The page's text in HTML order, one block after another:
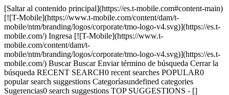
[Saltar al contenido principal](https://es.t-mobile.com#content-main) [![T-Mobile](https://www.t-mobile.com/content/dam/t-mobile/ntm/branding/logos/corporate/tmo-logo-v4.svg)](https://es.t-mobile.com/) Ingresa [![T-Mobile](https://www.t-mobile.com/content/dam/t-mobile/ntm/branding/logos/corporate/tmo-logo-v4.svg)](https://es.t-mobile.com/) Buscar Buscar Enviar término de búsqueda Cerrar la búsqueda RECENT SEARCH0 recent searches POPULAR0 popular search suggestions Categoríasundefined categories Sugerencias0 search suggestions TOP SUGGESTIONS - [](https://es.t-mobile.com) undefined top suggestions - [Nuestra historia](https://es.t-mobile.com/our-story) Nuestra historia - [Historia del Un-carrier](https://es.t-mobile.com/our-story/un-carrier-history) - [Red e innovación](https://es.t-mobile.com/our-story/network-and-innovation) - [Premios](https://es.t-mobile.com/our-story/awards) - [Directorio](https://es.t-mobile.com/our-story/executive-leadership-team) - [Trabajando juntos](https://es.t-mobile.com/our-story/working-together) - [Responsabilidad](https://es.t-mobile.com/responsibility) Responsabilidad - [Gobierno](https://es.t-mobile.com/responsibility/governance) - [Personas](https://es.t-mobile.com/responsibility/people) - [Comunidades](https://es.t-mobile.com/responsibility/community) - [Planeta](https://es.t-mobile.com/responsibility/planet) - [Centro de Privacidad](https://es.t-mobile.com/privacy-center) - [Centro legal](https://es.t-mobile.com/responsibility/legal) - [Informes](https://es.t-mobile.com/responsibility/reporting) - [Sala de prensa](https://es.t-mobile.com/news) Sala de prensa - Categorías - [Red](https://es.t-mobile.com/news/category/network) - [Dispositivos](https://es.t-mobile.com/news/category/devices) - [Un-carrier](https://es.t-mobile.com/news/category/un-carrier) - [Comunidad](https://es.t-mobile.com/news/category/community) - [Ofertas](https://es.t-mobile.com/news/category/offers) - [Negocios](https://es.t-mobile.com/news/category/business) - Sala de prensa - [Noticias](https://es.t-mobile.com/news/press) - [Historias y blogs](https://es.t-mobile.com/news/stories) - [Activos de marca](https://es.t-mobile.com/news/media-library) - [Hoja Informativa](https://es.t-mobile.com/news/fact-sheets) - [Contactos para prensa](https://es.t-mobile.com/news/contact-us) - [Inversionistas](https://investor.t-mobile.com/overview/default.aspx?INTNAV=tNav%3AInvestors) Inversionistas - [Rendimiento financiero](https://investor.t-mobile.com/financials/quarterly-results/default.aspx?INTNAV=tNav%3AInvestors%3AFinancialPerformance) - [Noticias y eventos](https://investor.t-mobile.com/events-and-presentations/news/default.aspx?INTNAV=tNav%3AInvestors%3ANewsAndEvents) - [Gráfico de acciones](https://investor.t-mobile.com/stock-info/Stock-Quote--Chart/default.aspx?INTNAV=tNav%3AInvestors%3AStockChart) - [Gestión corporativa](https://investor.t-mobile.com/governance/governance-documents/default.aspx?INTNAV=tNav%3AInvestors%3ACorporateGovernance) - [Recursos](https://investor.t-mobile.com/resources/investor-faqs/default.aspx?INTNAV=tNav%3AInvestors%3AResources) - [Empleos](https://careers.t-mobile.com?INTNAV=tNav%3ACareers) Empleos - [Vacantes actuales](https://careers.t-mobile.com/jobs?INTNAV=tNav%3ACareers%3ACurrentOpenings) - [Inicio de empleos](https://careers.t-mobile.com/?INTNAV=tNav%3ACareers%3ACareersHome) - [Cultura y beneficios](https://careers.t-mobile.com/culture-and-benefits?INTNAV=tNav%3ACareers%3ACultureAndBenefits) - [Ingreso para empleados](https://www.myworkday.com/tmobile?INTNAV=tNav%3ACareers%3AEmployeeLogin) - [Ingreso del solicitante](https://tmobile.wd1.myworkdayjobs.com/en-US/External/login?INTNAV=tNav%3ACareers%3AApplicantLogins) [Asistencia](https://es.t-mobile.com/support/) Buscar Buscar Enviar término de búsqueda Cerrar la búsqueda RECENT SEARCH0 recent searches POPULAR0 popular search suggestions Categoríasundefined categories Sugerencias0 search suggestions TOP SUGGESTIONS - [](https://es.t-mobile.com) undefined top suggestions Mi cuenta [Ingresar](https://es.t-mobile.com/signin?state=eyJpbnRlbnQiOiJMb2dpbiIsImJvb2ttYXJrVXJsIjoiaHR0cHM6Ly93d3cudC1tb2JpbGUuY29tL2FjY291bnQvZGFzaGJvYXJkIn0%3D&INTNAV=tNav%3ALogIn) [Volver a mi cuenta](https://es.t-mobile.com/account/dashboard) Acciones rápidas - [Pagar factura](https://es.t-mobile.com/bill/summary) - [Agregar](https://es.t-mobile.com/signin?state=eyJpbnRlbnQiOiJBQUwiLCJib29rbWFya1VybCI6Imh0dHBzOi8vbXkudC1tb2JpbGUuY29tL3B1cmNoYXNlL2RldmljZS1pbnRlbnQifQ&INTNAV=tNav%3AMyAccount%3AAddALine) - [Actualizar](https://es.t-mobile.com/purchase/shop) - [Revisar un pedido](https://es.t-mobile.com/orders/check-order) - [Pregunta a la comunidad](https://es.t-mobile.com/community/?INTNAV=tNav%3AMyAccount%3ACommunity) más de T-Mobile - [Wireless (Móvil)](https://es.t-mobile.com/) - [Empresas](https://es.t-mobile.com/business) - [Prepagado](https://es.prepaid.t-mobile.com/home) - [Internet](https://es.t-mobile.com/home-internet) [](https://es.t-mobile.com) SEGURIDAD # Otro ## Consejos para conducir, haz de la seguridad tu prioridad T-Mobile recomienda que utilices tu teléfono en forma segura y prudente, especialmente mientras conduces. Recuerda evitar las distracciones; mantén tus manos en el volante y tus ojos en el camino. Algunas jurisdicciones regulan el uso del teléfono mientras conduces. Familiarízate con tus regulaciones locales y recuerda cumplir siempre con la ley. Aquí tienes algunos consejos valiosos para utilizar tu teléfono sin peligro mientras estás en el camino: - Haz de la seguridad al conducir tu prioridad fundamental - Evalúa las condiciones del camino antes de realizar o recibir una llamada, te sugerimos que permitas que el correo de voz responda tus llamadas y devuélvelas cuando te resulte más conveniente. - Utiliza un dispositivo manos libres tal como un audífono portátil. - Coloca tu teléfono en un lugar donde puedas alcanzarlo fácilmente. - Conoce tu teléfono y sus funciones, en especial marcado rápido y remarcado. Programa tus números marcados con mayor frecuencia en tu teléfono o tarjeta SIM. - Utiliza la función de marcado por voz disponible en algunos teléfonos. No tomes notas ni busques números telefónicos mientras conduces. - Marca con prudencia, llama cuando estés detenido o antes de entrar en el tráfico. - Dile a la persona con quien estás hablando que estás conduciendo; si es necesario, suspende la llamada, en especial en medio de un tráfico denso o en condiciones peligrosas del tiempo. - No entables conversaciones estresantes o emocionales que puedan distraer tu atención del camino. - Puedes llamar gratis al 911 desde tu teléfono. Úsalo para informar sobre conductores imprudentes, emergencias u otras situaciones potencialmente peligrosas. Conoce tu número de teléfono para que el personal de emergencia pueda llamarte. - ¿Tienes un adolescente que conduce en tu familia? Enséñale sobre los peligros de conducir distraído y que recuerde que si está conduciendo no debe usar el teléfono. Nota: las llamadas realizadas en el área de cobertura, incluyendo las llamadas al 911, no siempre pueden completarse debido a factores tales como: cambios en la red, volumen de tráfico, interrupciones del servicio, limitaciones técnicas, fuerza de la señal, tu equipo, terrenos, estructuras, estado del tiempo y otras condiciones que pueden interferir con el servicio real. ## Consejos para conducir, haz de la seguridad tu prioridad ## Alertas AMBER: ahora forman parte del programa de Alertas de emergencias móviles (WEA) Los estudios demuestran que cuando un niño es secuestrado, las primeras horas son cruciales para encontrar con vida al niño perdido. En un esfuerzo por ayudar a recuperar niños desaparecidos en esas primeras horas críticas, los clientes de T-Mobile pueden recibir alertas AMBER en sus dispositivos de T-Mobile capacitados para Alertas de emergencia móviles. No se aplican cargos de T-Mobile por recibir alertas AMBER. Para obtener más información sobre la participación de T-Mobile en el programa WEA, haz clic [__aquí__](http://es.t-mobile.com/Company/CompanyInfo.aspx?tp=Abt_Tab_CompanySafety&tsp=Abt_Sub_WirelessEmergencyAlerts). ## Alertas AMBER: ahora forman parte del programa de Alertas de emergencias móviles (WEA) ## Servicio de prioridad de telefonía móvil En tiempos de emergencia o crisis, el servicio de prioridad de telefonía móvil (WPS, siglas en inglés) prioriza las llamadas móviles urgentes para el personal de seguridad nacional y preparación para emergencias. El acceso prioritario está disponible a través de la red T-Mobile para el gobierno federal, estatal, local y tribal, así como para organizaciones tales como empresas de servicios públicos y hospitales. El servicio de prioridad de telefonía móvil se basa en la siguiente jerarquía: - Líderes ejecutivos y responsables de la toma de decisiones - Respuesta ante catástrofes/mando y control militar - Autoridades de salud pública, protección y seguridad - Servicios públicos y bienestar público - Recuperación ante catástrofes Para obtener más información acerca del servicio de prioridad de telefonía móvil, [__haz clic aquí__](https://es.t-mobile.com/business/resources/wireless-priority-service-wps). ## Servicio de prioridad de telefonía móvil ## ¡Hola! ¿Deseas mantener la sesión abierta? Para mantener la seguridad de tus cuentas, se cerrará automáticamente tu sesión en: Sí, mantener la sesión abierta No, cerrar la sesión ## Comparte tu pantalla mientras estás en una llamada o en la tienda __Recibe ayuda personalizada de un experto en tiempo real__ - Por tu seguridad, la información personal, las pestañas y las notificaciones se ocultan automáticamente. - Puedes dejar de compartir la pantalla en cualquier momento. - Los expertos solo pueden ver lo que hay en T-Mobile.com. - No uses la función para compartir